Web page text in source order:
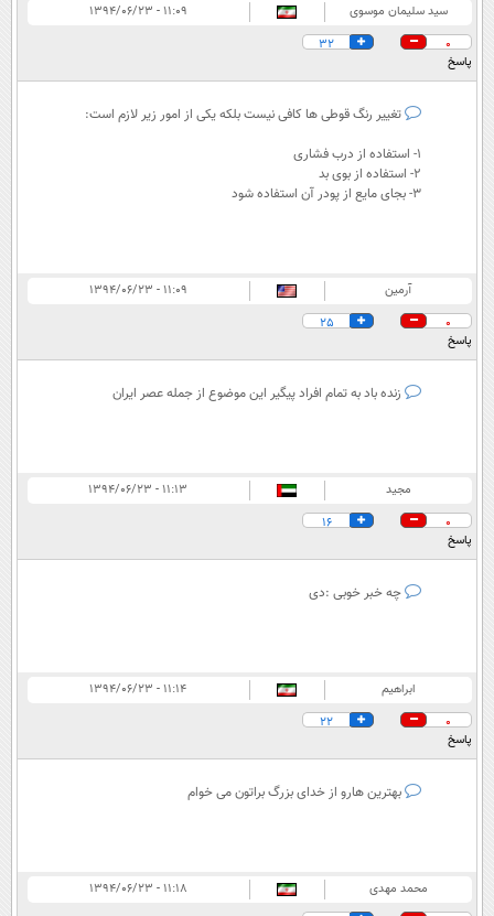
سید سلیمان موسوی
۱۱:۰۹ - ۱۳۹۴/۰۶/۲۳
0
32
پاسخ
تغییر رنگ قوطی ها کافی نیست بلکه یکی از امور زیر لازم است:
1- استفاده از درب فشاری
2- استفاده از بوی بد
3- بجای مایع از پودر آن استفاده شود
آرمین
۱۱:۰۹ - ۱۳۹۴/۰۶/۲۳
0
25
پاسخ
زنده باد به تمام افراد پیگیر این موضوع از جمله عصر ایران
مجید
۱۱:۱۳ - ۱۳۹۴/۰۶/۲۳
0
16
پاسخ
چه خبر خوبی :دی
ابراهيم
۱۱:۱۴ - ۱۳۹۴/۰۶/۲۳
0
22
پاسخ
بهترین هارو از خدای بزرگ براتون می خوام
محمد مهدی
۱۱:۱۸ - ۱۳۹۴/۰۶/۲۳